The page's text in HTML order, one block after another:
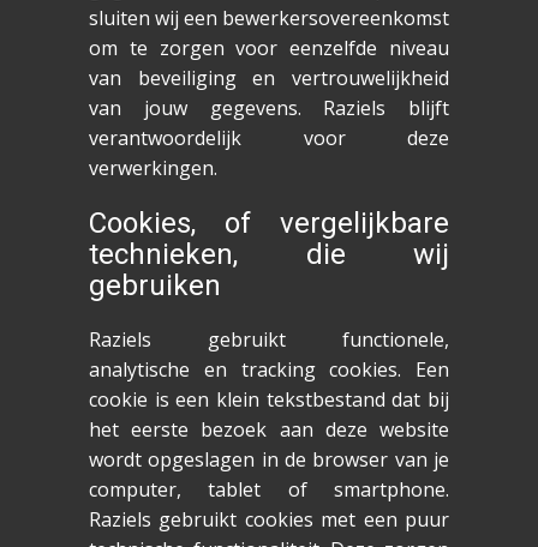
sluiten wij een bewerkersovereenkomst
om te zorgen voor eenzelfde niveau
van beveiliging en vertrouwelijkheid
van jouw gegevens. Raziels blijft
verantwoordelijk voor deze
verwerkingen.
Cookies, of vergelijkbare
technieken, die wij
gebruiken
Raziels gebruikt functionele,
analytische en tracking cookies. Een
cookie is een klein tekstbestand dat bij
het eerste bezoek aan deze website
wordt opgeslagen in de browser van je
computer, tablet of smartphone.
Raziels gebruikt cookies met een puur